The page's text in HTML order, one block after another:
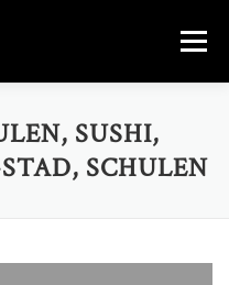
Menu
FOTO’SSUSHI,
SCHULEN